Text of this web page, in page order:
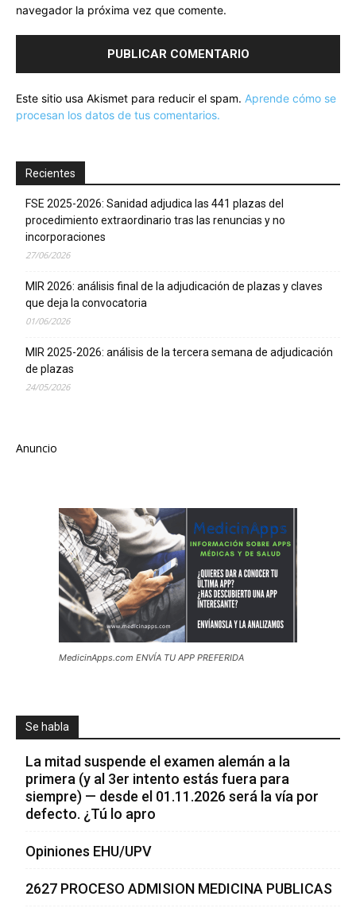
navegador la próxima vez que comente.
Este sitio usa Akismet para reducir el spam. Aprende cómo se
procesan los datos de tus comentarios.
Recientes
FSE 2025-2026: Sanidad adjudica las 441 plazas del
procedimiento extraordinario tras las renuncias y no
incorporaciones
27/06/2026
MIR 2026: análisis final de la adjudicación de plazas y claves
que deja la convocatoria
01/06/2026
MIR 2025-2026: análisis de la tercera semana de adjudicación
de plazas
24/05/2026
Anuncio
MedicinApps.com ENVÍA TU APP PREFERIDA
Se habla
La mitad suspende el examen alemán a la
primera (y al 3er intento estás fuera para
siempre) — desde el 01.11.2026 será la vía por
defecto. ¿Tú lo apro
Opiniones EHU/UPV
2627 PROCESO ADMISION MEDICINA PUBLICAS